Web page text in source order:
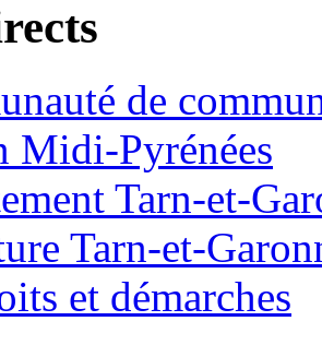
de
Midi-Pyrénées
Tarn-et-
Tarn-et-
et démarches